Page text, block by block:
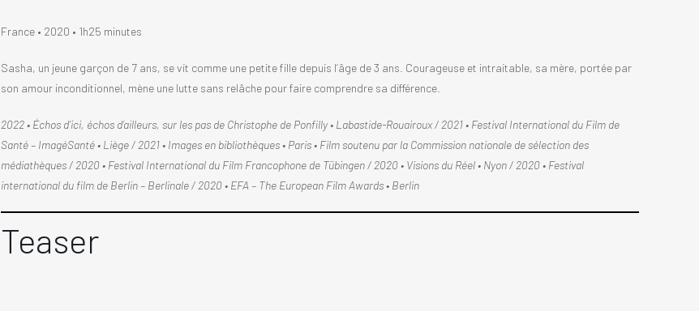
France • 2020 • 1h25 minutes
Sasha, un jeune garçon de 7 ans, se vit comme une petite fille depuis l’âge de 3 ans. Courageuse et intraitable, sa mère, portée par
son amour inconditionnel, mène une lutte sans relâche pour faire comprendre sa différence.
2022 • Échos d’ici, échos d’ailleurs, sur les pas de Christophe de Ponfilly • Labastide-Rouairoux / 2021 • Festival International du Film de
Santé – ImagéSanté • Liège / 2021 • Images en bibliothèques • Paris • Film soutenu par la Commission nationale de sélection des
médiathèques / 2020 • Festival International du Film Francophone de Tübingen / 2020 • Visions du Réel • Nyon / 2020 • Festival
international du film de Berlin – Berlinale / 2020 • EFA – The European Film Awards • Berlin
Teaser